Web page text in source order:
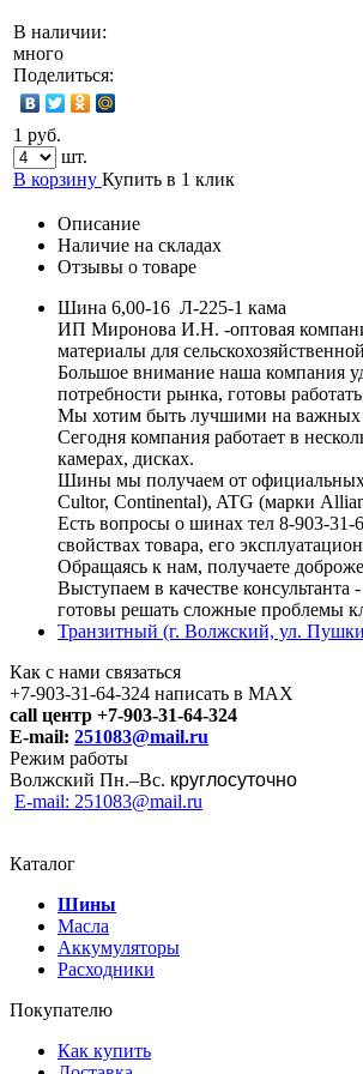
В наличии:
много
Поделиться:
1 руб.
шт.
В корзину Купить в 1 клик
Описание
Наличие на складах
Отзывы о товаре
Шина 6,00-16 Л-225-1 кама
ИП Миронова И.Н. -оптовая
материалы для
Большое внимание наша компания
потребности рынка, готовы
Мы хотим быть лучшими на важных
Сегодня компания работает в
камерах, дисках.
Шины мы получаем от официальных
Cultor, Continental), ATG (марки
Есть вопросы о шинах тел 8-903-31-
свойствах товара, его
Обращаясь к нам, получаете
Выступаем в качестве
готовы решать сложные проблемы
Транзитный (г. Волжский, ул.
Как с нами связаться
+7-903-31-64-324 написать в MAX
call центр +7-903-31-64-324
E-mail: 251083@mail.ru
Режим работы
Волжский Пн.–Вс. круглосуточно
E-mail: 251083@mail.ru
Каталог
Шины
Масла
Аккумуляторы
Расходники
Покупателю
Как купить